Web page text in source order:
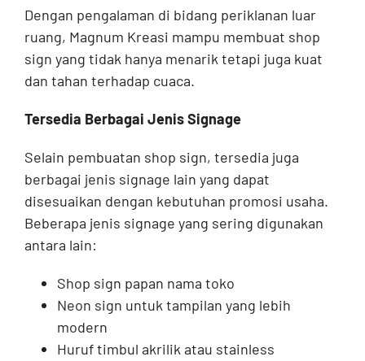
Dengan pengalaman di bidang periklanan luar
ruang, Magnum Kreasi mampu membuat shop
sign yang tidak hanya menarik tetapi juga kuat
dan tahan terhadap cuaca.
Tersedia Berbagai Jenis Signage
Selain pembuatan shop sign, tersedia juga
berbagai jenis signage lain yang dapat
disesuaikan dengan kebutuhan promosi usaha.
Beberapa jenis signage yang sering digunakan
antara lain:
Shop sign papan nama toko
Neon sign untuk tampilan yang lebih
modern
Huruf timbul akrilik atau stainless